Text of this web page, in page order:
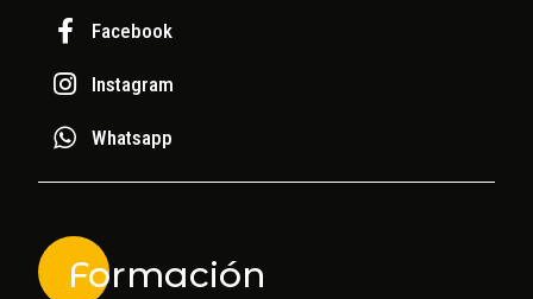
Facebook
Instagram
Whatsapp
Formación